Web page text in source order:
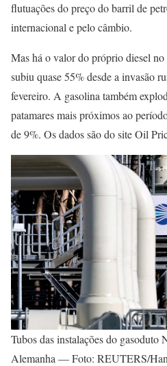
flutuações do preço do barril de
internacional e pelo câmbio.
Mas há o valor do próprio diesel
subiu quase 55% desde a invasão
fevereiro. A gasolina também
patamares mais próximos ao
de 9%. Os dados são do site Oil
Tubos das instalações do
Alemanha — Foto: REUTERS/